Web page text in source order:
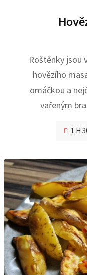
Roštěnky jsou
hovězího
omáčkou a
vařeným
1 H